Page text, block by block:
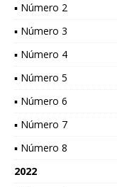
▪ Número 2
▪ Número 3
▪ Número 4
▪ Número 5
▪ Número 6
▪ Número 7
▪ Número 8
2022